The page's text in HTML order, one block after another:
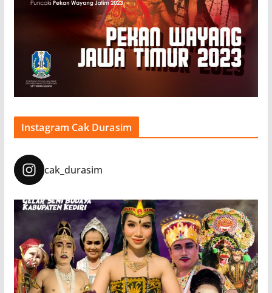
Instagram Cak Durasim
cak_durasim